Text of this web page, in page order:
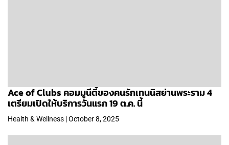
Ace of Clubs คอมมูนีตี้ของคนรักเทนนิสย่านพระราม 4
เตรียมเปิดให้บริการวันแรก 19 ต.ค. นี้
Health & Wellness | October 8, 2025